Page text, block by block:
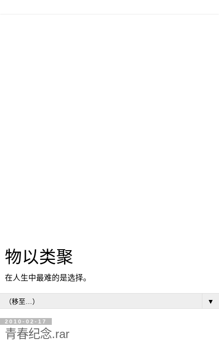
物以类聚
在人生中最难的是选择。
▼
2010-02-17
青春纪念.rar